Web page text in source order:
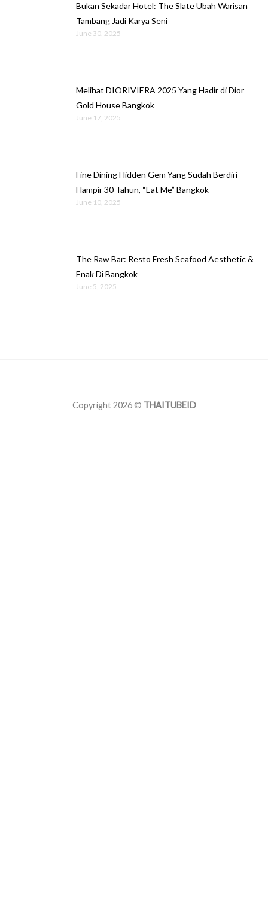
Bukan Sekadar Hotel: The Slate Ubah Warisan
Tambang Jadi Karya Seni
June 30, 2025
Melihat DIORIVIERA 2025 Yang Hadir di Dior
Gold House Bangkok
June 17, 2025
Fine Dining Hidden Gem Yang Sudah Berdiri
Hampir 30 Tahun, “Eat Me” Bangkok
June 10, 2025
The Raw Bar: Resto Fresh Seafood Aesthetic &
Enak Di Bangkok
June 5, 2025
Copyright 2026 © THAITUBEID